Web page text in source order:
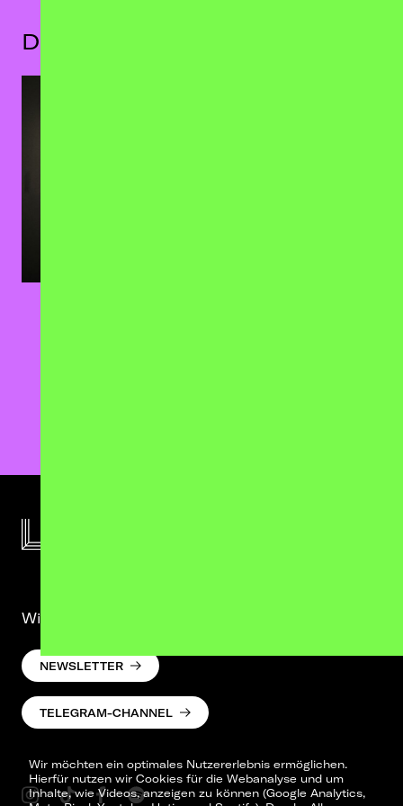
Das könnte dir auch gefallen
Wir möchten ein optimales Nutzererlebnis ermöglichen.
Hierfür nutzen wir Cookies für die Webanalyse und um
Inhalte, wie Videos, anzeigen zu können (Google Analytics,
Wir lassen was hören. Versprochen.
NEWSLETTER
TELEGRAM-CHANNEL